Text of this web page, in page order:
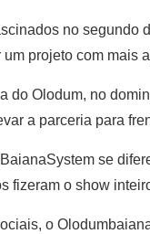
no segundo
projeto com mais
do Olodum, no
a parceria para
se
fizeram o show
o